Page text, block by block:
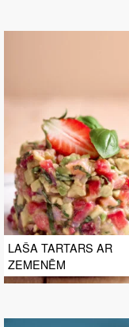
LAŠA TARTARS AR
ZEMENĒM